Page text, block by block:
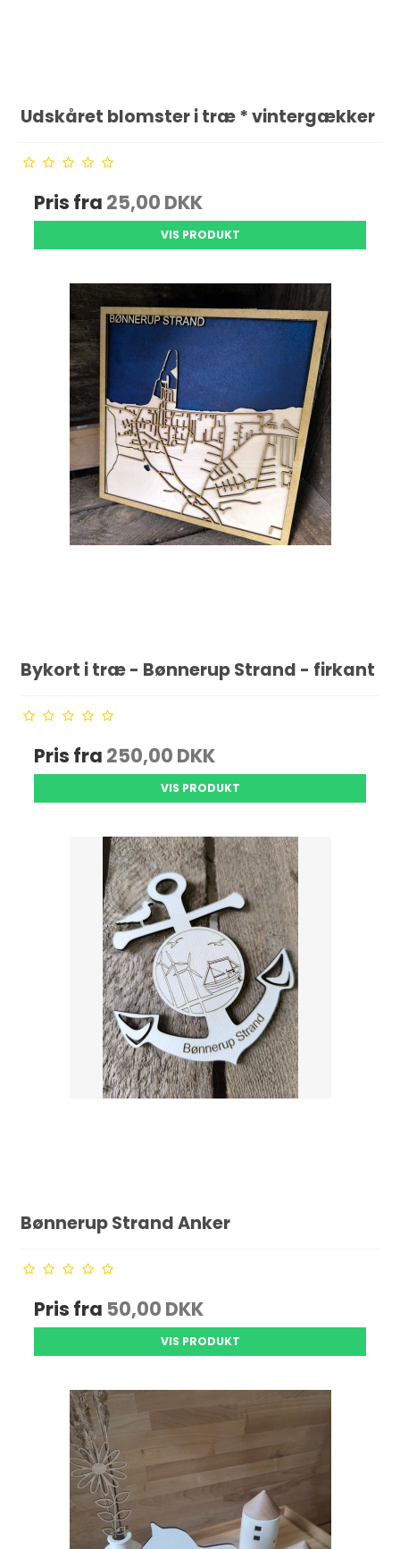
Udskåret blomster i træ * vintergækker
Pris fra 25,00 DKK
VIS PRODUKT
Bykort i træ - Bønnerup Strand - firkant
Pris fra 250,00 DKK
VIS PRODUKT
Bønnerup Strand Anker
Pris fra 50,00 DKK
VIS PRODUKT